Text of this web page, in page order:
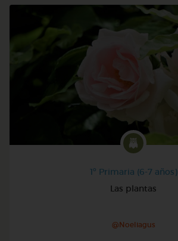
1º Primaria (6-7 años)
Las plantas
@Noeliagus